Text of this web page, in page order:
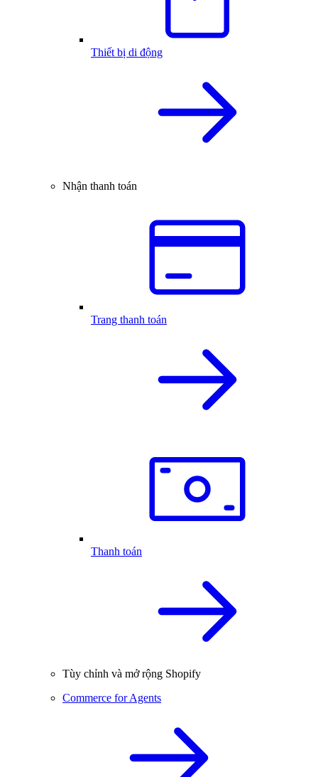
Thiết bị di động
Nhận thanh toán
Trang thanh toán
Thanh toán
Tùy chỉnh và mở rộng Shopify
Commerce for Agents